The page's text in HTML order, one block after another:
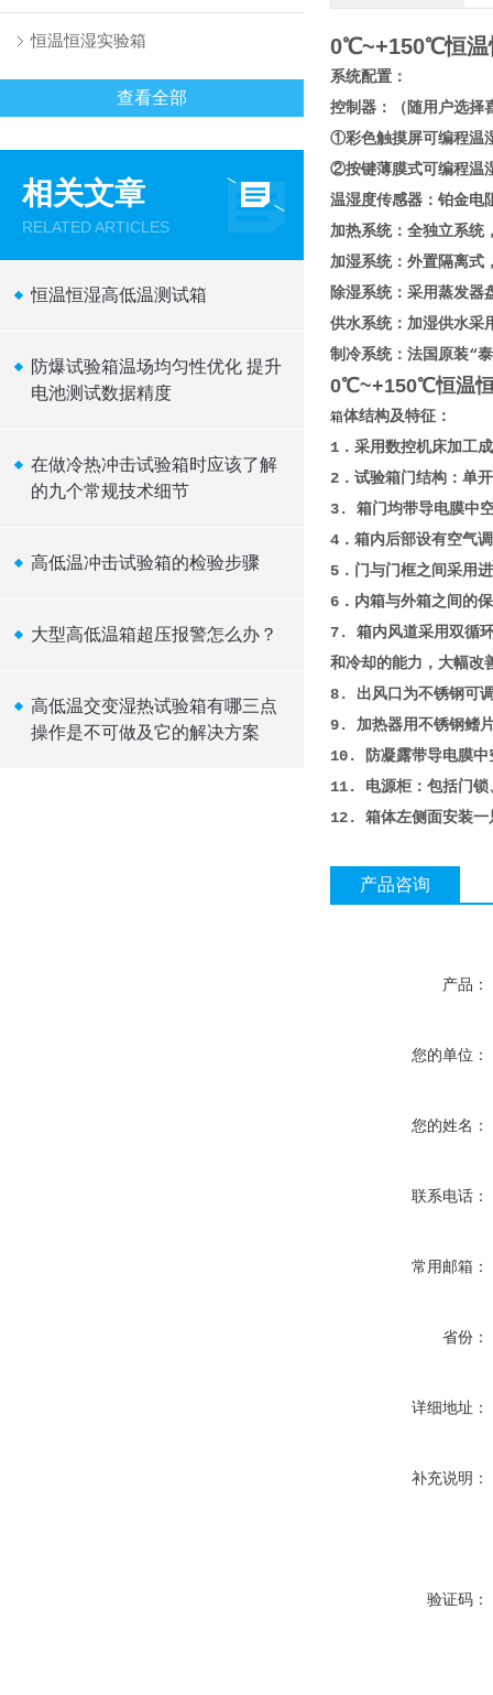
恒温恒湿实验箱
查看全部
相关文章
RELATED ARTICLES
恒温恒湿高低温测试箱
防爆试验箱温场均匀性优化 提升
电池测试数据精度
在做冷热冲击试验箱时应该了解
的九个常规技术细节
高低温冲击试验箱的检验步骤
大型高低温箱超压报警怎么办？
高低温交变湿热试验箱有哪三点
操作是不可做及它的解决方案
0℃~+150℃恒温
系统配置：
控制器：（随用户选择
①彩色触摸屏可编程温
②按键薄膜式可编程温
温湿度传感器：铂金电
加热系统：全独立系统
加湿系统：外置隔离式
除湿系统：采用蒸发器
供水系统：加湿供水
制冷系统：法国原装“
0℃~+150℃恒温恒
箱体结构及特征：
1．采用数控机床加工
2．试验箱门结构：单
3. 箱门均带导电膜中
4．箱内后部设有空气
5．门与门框之间采用
6．内箱与外箱之间的
7. 箱内风道采用双循
和冷却的能力，大幅改
8. 出风口为不锈钢可
9. 加热器用不锈钢鳍
10. 防凝露带导电膜中
11. 电源柜：包括门锁
12. 箱体左侧面安装一
产品咨询
产品：
您的单位：
您的姓名：
联系电话：
常用邮箱：
省份：
详细地址：
补充说明：
验证码：